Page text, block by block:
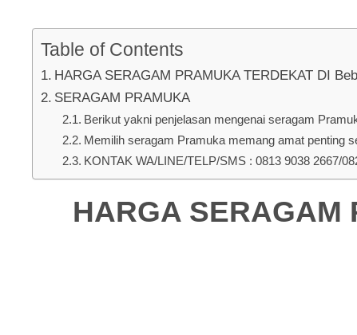
Table of Contents
HARGA SERAGAM PRAMUKA TERDEKAT DI
SERAGAM PRAMUKA
Berikut yakni penjelasan mengenai seragam
Memilih seragam Pramuka memang amat penting
KONTAK WA/LINE/TELP/SMS : 0813 9038 2667/
HARGA SERAGAM